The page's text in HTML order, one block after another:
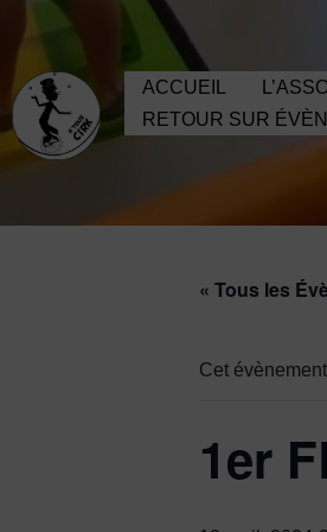
au
contenu
ACCUEIL
RETOUR SUR
« Tous les
Cet
1er